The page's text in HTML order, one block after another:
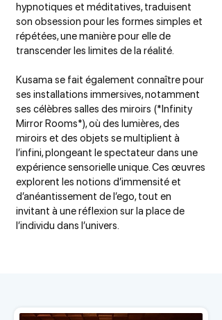
hypnotiques et méditatives, traduisent
son obsession pour les formes simples et
répétées, une manière pour elle de
transcender les limites de la réalité.
Kusama se fait également connaître pour
ses installations immersives, notamment
ses célèbres salles des miroirs (*Infinity
Mirror Rooms*), où des lumières, des
miroirs et des objets se multiplient à
l’infini, plongeant le spectateur dans une
expérience sensorielle unique. Ces œuvres
explorent les notions d’immensité et
d’anéantissement de l’ego, tout en
invitant à une réflexion sur la place de
l’individu dans l’univers.